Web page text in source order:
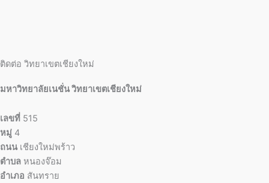
ติดต่อ วิทยาเขตเชียงใหม่
มหาวิทยาลัยเนชั่น วิทยาเขตเชียงใหม่
เลขที่ 515
หมู่ 4
ถนน เชียงใหม่พร้าว
ตำบล หนองจ๊อม
อำเภอ สันทราย